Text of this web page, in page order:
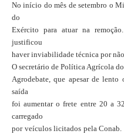
No início do mês de setembro o
do
Exército para atuar na
justificou
haver inviabilidade técnica por
O secretário de Política Agrícola
Agrodebate, que apesar de lento
saída
foi aumentar o frete entre 20 a
carregado
por veículos licitados pela